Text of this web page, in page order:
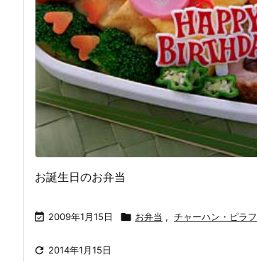
お誕生日のお弁当
 2009年1月15日  お弁当 , チャーハン・ピラフ
 2014年1月15日